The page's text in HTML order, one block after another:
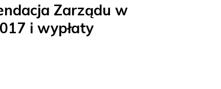
Zarządu w
i wypłaty